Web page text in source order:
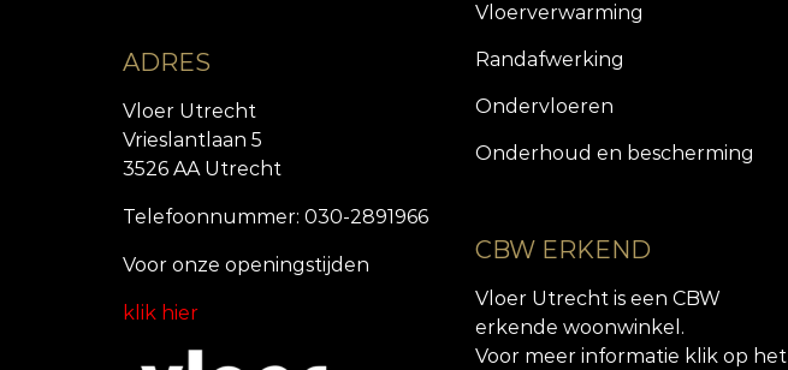
ADRES
Vloer Utrecht
Vrieslantlaan 5
3526 AA Utrecht
Telefoonnummer: 030-2891966
Voor onze openingstijden
klik hier
Vloerverwarming
Randafwerking
Ondervloeren
Onderhoud en bescherming
CBW ERKEND
Vloer Utrecht is een CBW
erkende woonwinkel.
Voor meer informatie klik op het